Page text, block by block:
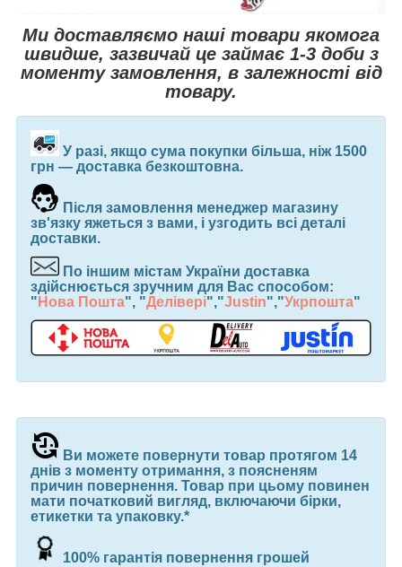
Ми доставляємо наші товари якомога
швидше, зазвичай це займає 1-3 доби з
моменту замовлення, в залежності від
товару.
У разі, якщо сума покупки більша, ніж 1500
грн ― доставка безкоштовна.
Після замовлення менеджер магазину
зв'язку яжеться з вами, і узгодить всі деталі
доставки.
По іншим містам України доставка
здійснюється зручним для Вас способом:
" Нова Пошта", "Делівері","Justin","Укрпошта"
Ви можете повернути товар протягом 14
днів з моменту отримання, з поясненям
причин повернення. Товар при цьому повинен
мати початковий вигляд, включаючи бірки,
етикетки та упаковку.*
100% гарантія повернення грошей